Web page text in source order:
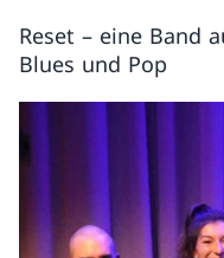
Reset – eine Band
Blues und Pop